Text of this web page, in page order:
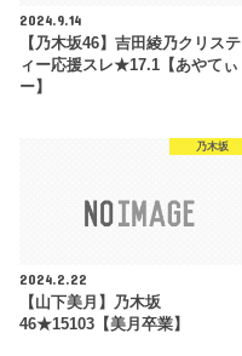
2024.9.14
【乃木坂46】吉田綾乃クリステ
ィー応援スレ★17.1【あやてぃ
ー】
乃木坂
2024.2.22
【山下美月】乃木坂
46★15103【美月卒業】